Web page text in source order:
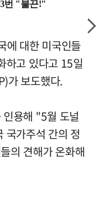
에 대한 미국인들
하고 있다고 15일
가 보도했다.
인용해 "5월 도널
국가주석 간의 정
의 견해가 온화해